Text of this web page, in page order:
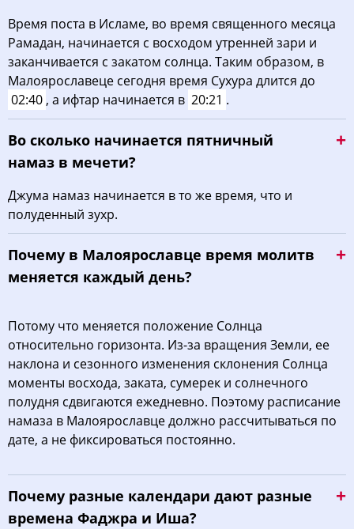
Время поста в Исламе, во время священного месяца
Рамадан, начинается с восходом утренней зари и
заканчивается с закатом солнца. Таким образом, в
Малоярославеце сегодня время Сухура длится до
02:40 , а ифтар начинается в 20:21 .
Во сколько начинается пятничный
намаз в мечети?
Джума намаз начинается в то же время, что и
полуденный зухр.
Почему в Малоярославце время молитв
меняется каждый день?
Потому что меняется положение Солнца
относительно горизонта. Из-за вращения Земли, ее
наклона и сезонного изменения склонения Солнца
моменты восхода, заката, сумерек и солнечного
полудня сдвигаются ежедневно. Поэтому расписание
намаза в Малоярославце должно рассчитываться по
дате, а не фиксироваться постоянно.
Почему разные календари дают разные
времена Фаджра и Иша?